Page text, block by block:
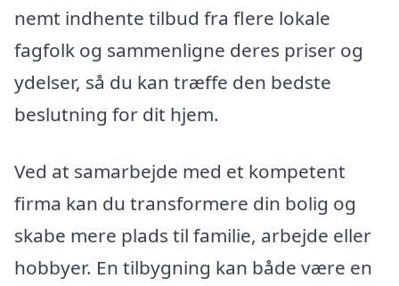
nemt indhente tilbud fra flere lokale
fagfolk og sammenligne deres priser og
ydelser, så du kan træffe den bedste
beslutning for dit hjem.
Ved at samarbejde med et kompetent
firma kan du transformere din bolig og
skabe mere plads til familie, arbejde eller
hobbyer. En tilbygning kan både være en